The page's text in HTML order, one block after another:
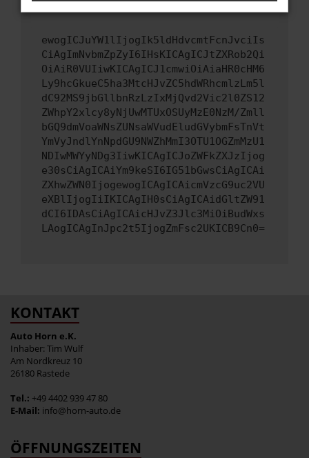
ewogICJuYW1lIjogIk5ldHdvcmtFcnJvciIs
CiAgImNvbmZpZyI6IHsKICAgICJtZXRob2Qi
OiAiR0VUIiwKICAgICJ1cmwiOiAiaHR0cHM6
Ly9hcGkueC5ha3MtcHJvZC5hdWRhcmlzLm5l
dC92MS9jbGllbnRzLzIxMjQvd2Vic2l0ZS12
ZWhpY2xlcy8yNjUwMTUxOSUyMzE0NzM/Zmll
bGQ9dmVoaWNsZUNsaWVudEludGVybmFsTnVt
YmVyJndlYnNpdGU9NWZhMmI3OTU1OGZmMzU1
NDIwMWYyNDg3IiwKICAgICJoZWFkZXJzIjog
e30sCiAgICAiYm9keSI6IG51bGwsCiAgICAi
ZXhwZWN0IjogewogICAgICAicmVzcG9uc2VU
eXBlIjogIiIKICAgIH0sCiAgICAidGltZW91
dCI6IDAsCiAgICAicHJvZ3Jlc3MiOiBudWxs
LAogICAgInJpc2t5IjogZmFsc2UKICB9Cn0=
KONTAKT
Auto Horn e.K.
Inhaber: Tim Wulf
Am Nordkreuz 10
26180 Rastede
Tel.: +49 4402 939 47 80
E-Mail: info@horn-auto.de
ÖFFNUNGSZEITEN